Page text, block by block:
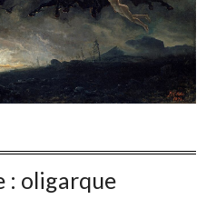
: oligarque